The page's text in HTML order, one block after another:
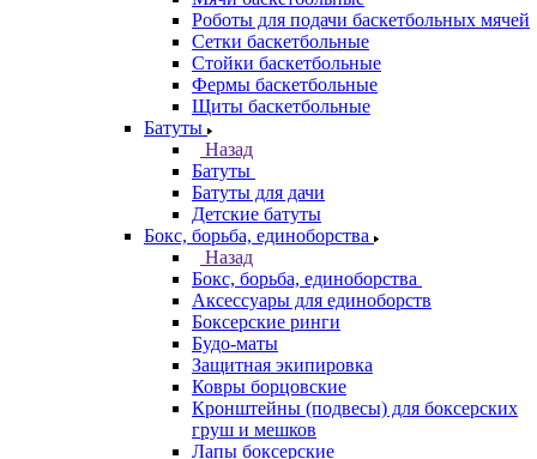
Роботы для подачи баскетбольных мячей
Сетки баскетбольные
Стойки баскетбольные
Фермы баскетбольные
Щиты баскетбольные
Батуты
Назад
Батуты
Батуты для дачи
Детские батуты
Бокс, борьба, единоборства
Назад
Бокс, борьба, единоборства
Аксессуары для единоборств
Боксерские ринги
Будо-маты
Защитная экипировка
Ковры борцовские
Кронштейны (подвесы) для боксерских
груш и мешков
Лапы боксерские